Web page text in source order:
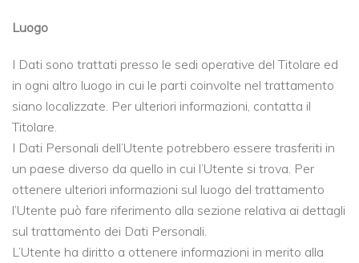
Luogo
I Dati sono trattati presso le sedi operative del Titolare ed
in ogni altro luogo in cui le parti coinvolte nel trattamento
siano localizzate. Per ulteriori informazioni, contatta il
Titolare.
I Dati Personali dell’Utente potrebbero essere trasferiti in
un paese diverso da quello in cui l’Utente si trova. Per
ottenere ulteriori informazioni sul luogo del trattamento
l’Utente può fare riferimento alla sezione relativa ai dettagli
sul trattamento dei Dati Personali.
L’Utente ha diritto a ottenere informazioni in merito alla